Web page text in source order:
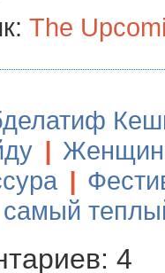
The
|
|
4